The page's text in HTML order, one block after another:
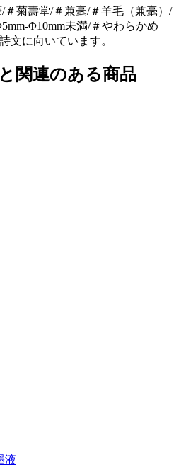
＃菊壽堂/＃兼毫/＃羊毛（兼毫）/
Φ10mm未満/＃やわらかめ
文に向いています。
関連のある商品
液